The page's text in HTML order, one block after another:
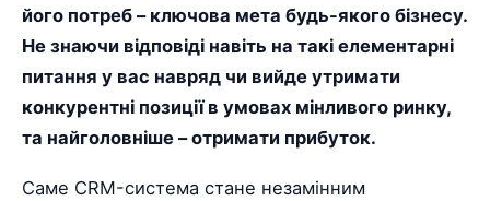
його потреб – ключова мета будь-якого бізнесу.
Не знаючи відповіді навіть на такі елементарні
питання у вас навряд чи вийде утримати
конкурентні позиції в умовах мінливого ринку,
та найголовніше – отримати прибуток.
Саме CRM-система стане незамінним